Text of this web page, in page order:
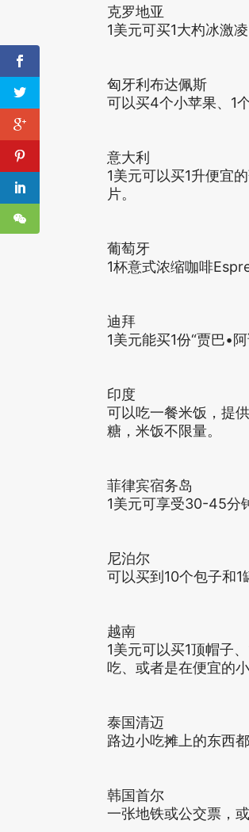
克罗地亚
1美元可买1大杓冰激凌
匈牙利布达佩斯
可以买4个小苹果、1
意大利
1美元可以买1升便宜
片。
葡萄牙
1杯意式浓缩咖啡
迪拜
1美元能买1份“贾巴•
印度
可以吃一餐米饭，提
糖，米饭不限量。
菲律宾宿务岛
1美元可享受30-45分
尼泊尔
可以买到10个包子和1
越南
1美元可以买1顶帽子
吃、或者是在便宜的
泰国清迈
路边小吃摊上的东西都
韩国首尔
一张地铁或公交票，